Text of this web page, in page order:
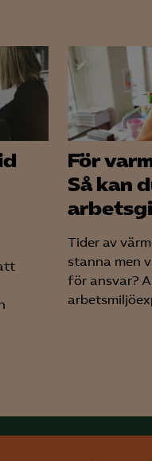
För
Så kan
Tider av
stanna men
för ansvar?